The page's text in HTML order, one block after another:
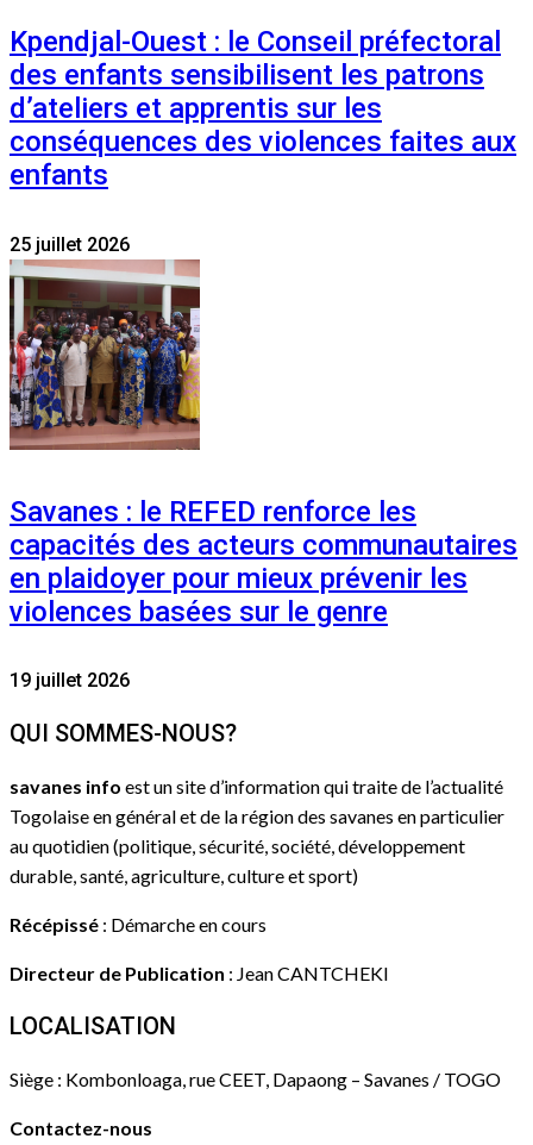
Kpendjal-Ouest : le Conseil préfectoral
des enfants sensibilisent les patrons
d’ateliers et apprentis sur les
conséquences des violences faites aux
enfants
25 juillet 2026
Savanes : le REFED renforce les
capacités des acteurs communautaires
en plaidoyer pour mieux prévenir les
violences basées sur le genre
19 juillet 2026
QUI SOMMES-NOUS?
savanes info est un site d’information qui traite de l’actualité
Togolaise en général et de la région des savanes en particulier
au quotidien (politique, sécurité, société, développement
durable, santé, agriculture, culture et sport)
Récépissé : Démarche en cours
Directeur de Publication : Jean CANTCHEKI
LOCALISATION
Siège : Kombonloaga, rue CEET, Dapaong – Savanes / TOGO
Contactez-nous